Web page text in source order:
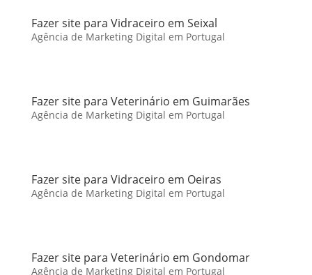
Fazer site para Vidraceiro em Seixal
Agência de Marketing Digital em Portugal
Fazer site para Veterinário em Guimarães
Agência de Marketing Digital em Portugal
Fazer site para Vidraceiro em Oeiras
Agência de Marketing Digital em Portugal
Fazer site para Veterinário em Gondomar
Agência de Marketing Digital em Portugal